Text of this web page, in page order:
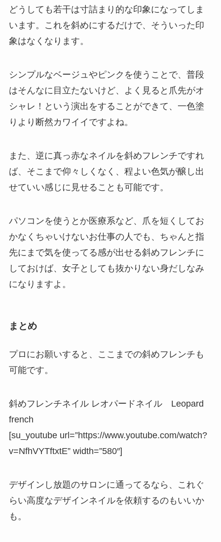
どうしても若干は寸詰まり的な印象になってしま
います。これを斜めにするだけで、そういった印
象はなくなります。
シンプルなベージュやピンクを使うことで、普段
はそんなに目立たないけど、よく見ると爪先がオ
シャレ！という演出をすることができて、一色塗
りより断然カワイイですよね。
また、逆に真っ赤なネイルを斜めフレンチですれ
ば、そこまで仰々しくなく、程よい色気が醸し出
せていい感じに見せることも可能です。
パソコンを使うとか医療系など、爪を短くしてお
かなくちゃいけないお仕事の人でも、 ちゃんと指
先にまで気を使ってる感が出せる斜めフレンチに
しておけば、女子としても抜かりない身だしなみ
になりますよ。
まとめ
プロにお願いすると、ここまでの斜めフレンチも
可能です。
斜めフレンチネイル レオパードネイル Leopard
french
[su_youtube url=”https://www.youtube.com/watch?
v=NfhVYTftxtE” width=”580″]
デザインし放題のサロンに通ってるなら、これぐ
らい高度なデザインネイルを依頼するのもいいか
も。